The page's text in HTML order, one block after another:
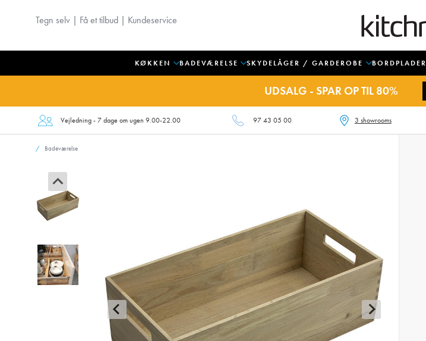
Tegn selv | Få et tilbud | Kundeservice
KØKKEN BADEVÆRELSE SKYDELÅGER / GARDEROBE BORDPLADER
UDSALG - SPAR OP TIL 80%
Vejledning - 7 dage om ugen 9.00-22.00 97 43 05 00 3 showrooms
Badeværelse